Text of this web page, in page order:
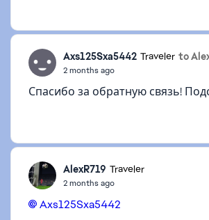
Axs125Sxa5442 Traveler to
2 months ago
Спасибо за обратную связь!
AlexR719 Traveler
2 months ago
Axs125Sxa5442​